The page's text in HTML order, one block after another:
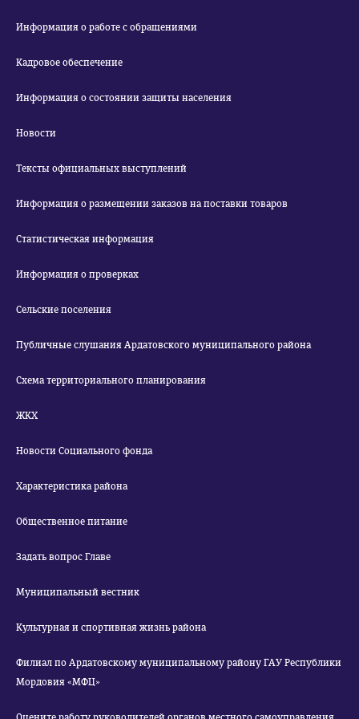
Информация о работе с обращениями
Кадровое обеспечение
Информация о состоянии защиты населения
Новости
Тексты официальных выступлений
Информация о размещении заказов на поставки товаров
Статистическая информация
Информация о проверках
Сельские поселения
Публичные слушания Ардатовского муниципального района
Схема территориального планирования
ЖКХ
Новости Социального фонда
Характеристика района
Общественное питание
Задать вопрос Главе
Муниципальный вестник
Культурная и спортивная жизнь района
Филиал по Ардатовскому муниципальному району ГАУ Республики
Мордовия «МФЦ»